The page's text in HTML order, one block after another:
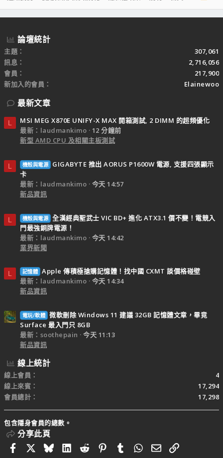
S
S
論壇統計
主題
307,061
訊息
2,716,056
會員
217,900
新加入的會員
Elainewoo
最新文章
L
MSI MEG X870E UNIFY-X MAX 開箱測試, 2 DIMM 的超頻優化
最新：laudmankimo
12 分鐘前
新型 AMD CPU 及相關主板測試
L 機殼與電源
GIGABYTE 推出 AORUS P1600W 電源, 支援四張顯示
卡
最新：laudmankimo
今天 14:57
新品資訊
L 機殼與電源 全漢經典聖武士 VIC BD+ 進化 ATX3.1 價不變！電競入
門最強銅牌電源！
最新：laudmankimo
今天 14:42
業界新聞
L 記憶體 Apple 傳積極搶購記憶體！找中國 CXMT 談價格碰壁
最新：laudmankimo
今天 14:34
新品資訊
電玩/軟體 微軟刪除 Windows 11 建議 32GB 記憶體文章，畢竟
Surface 最入門只 8GB
最新：soothepain
今天 11:13
新品資訊
線上統計
線上會員
4
線上來賓
17,294
會員總計
17,298
包含隱身會員的總數。
分享此頁
FacebookBlueskyLinkedIn
RedditPinterestTumblrWhatsApp
電子郵件
連結